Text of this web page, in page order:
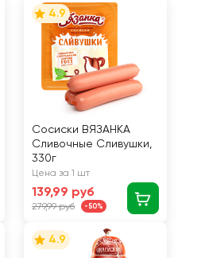
4.9
Сосиски ВЯЗАНКА
Сливочные Сливушки,
330г
Цена за 1 шт
139,99 руб
279,99 руб -50%
4.9